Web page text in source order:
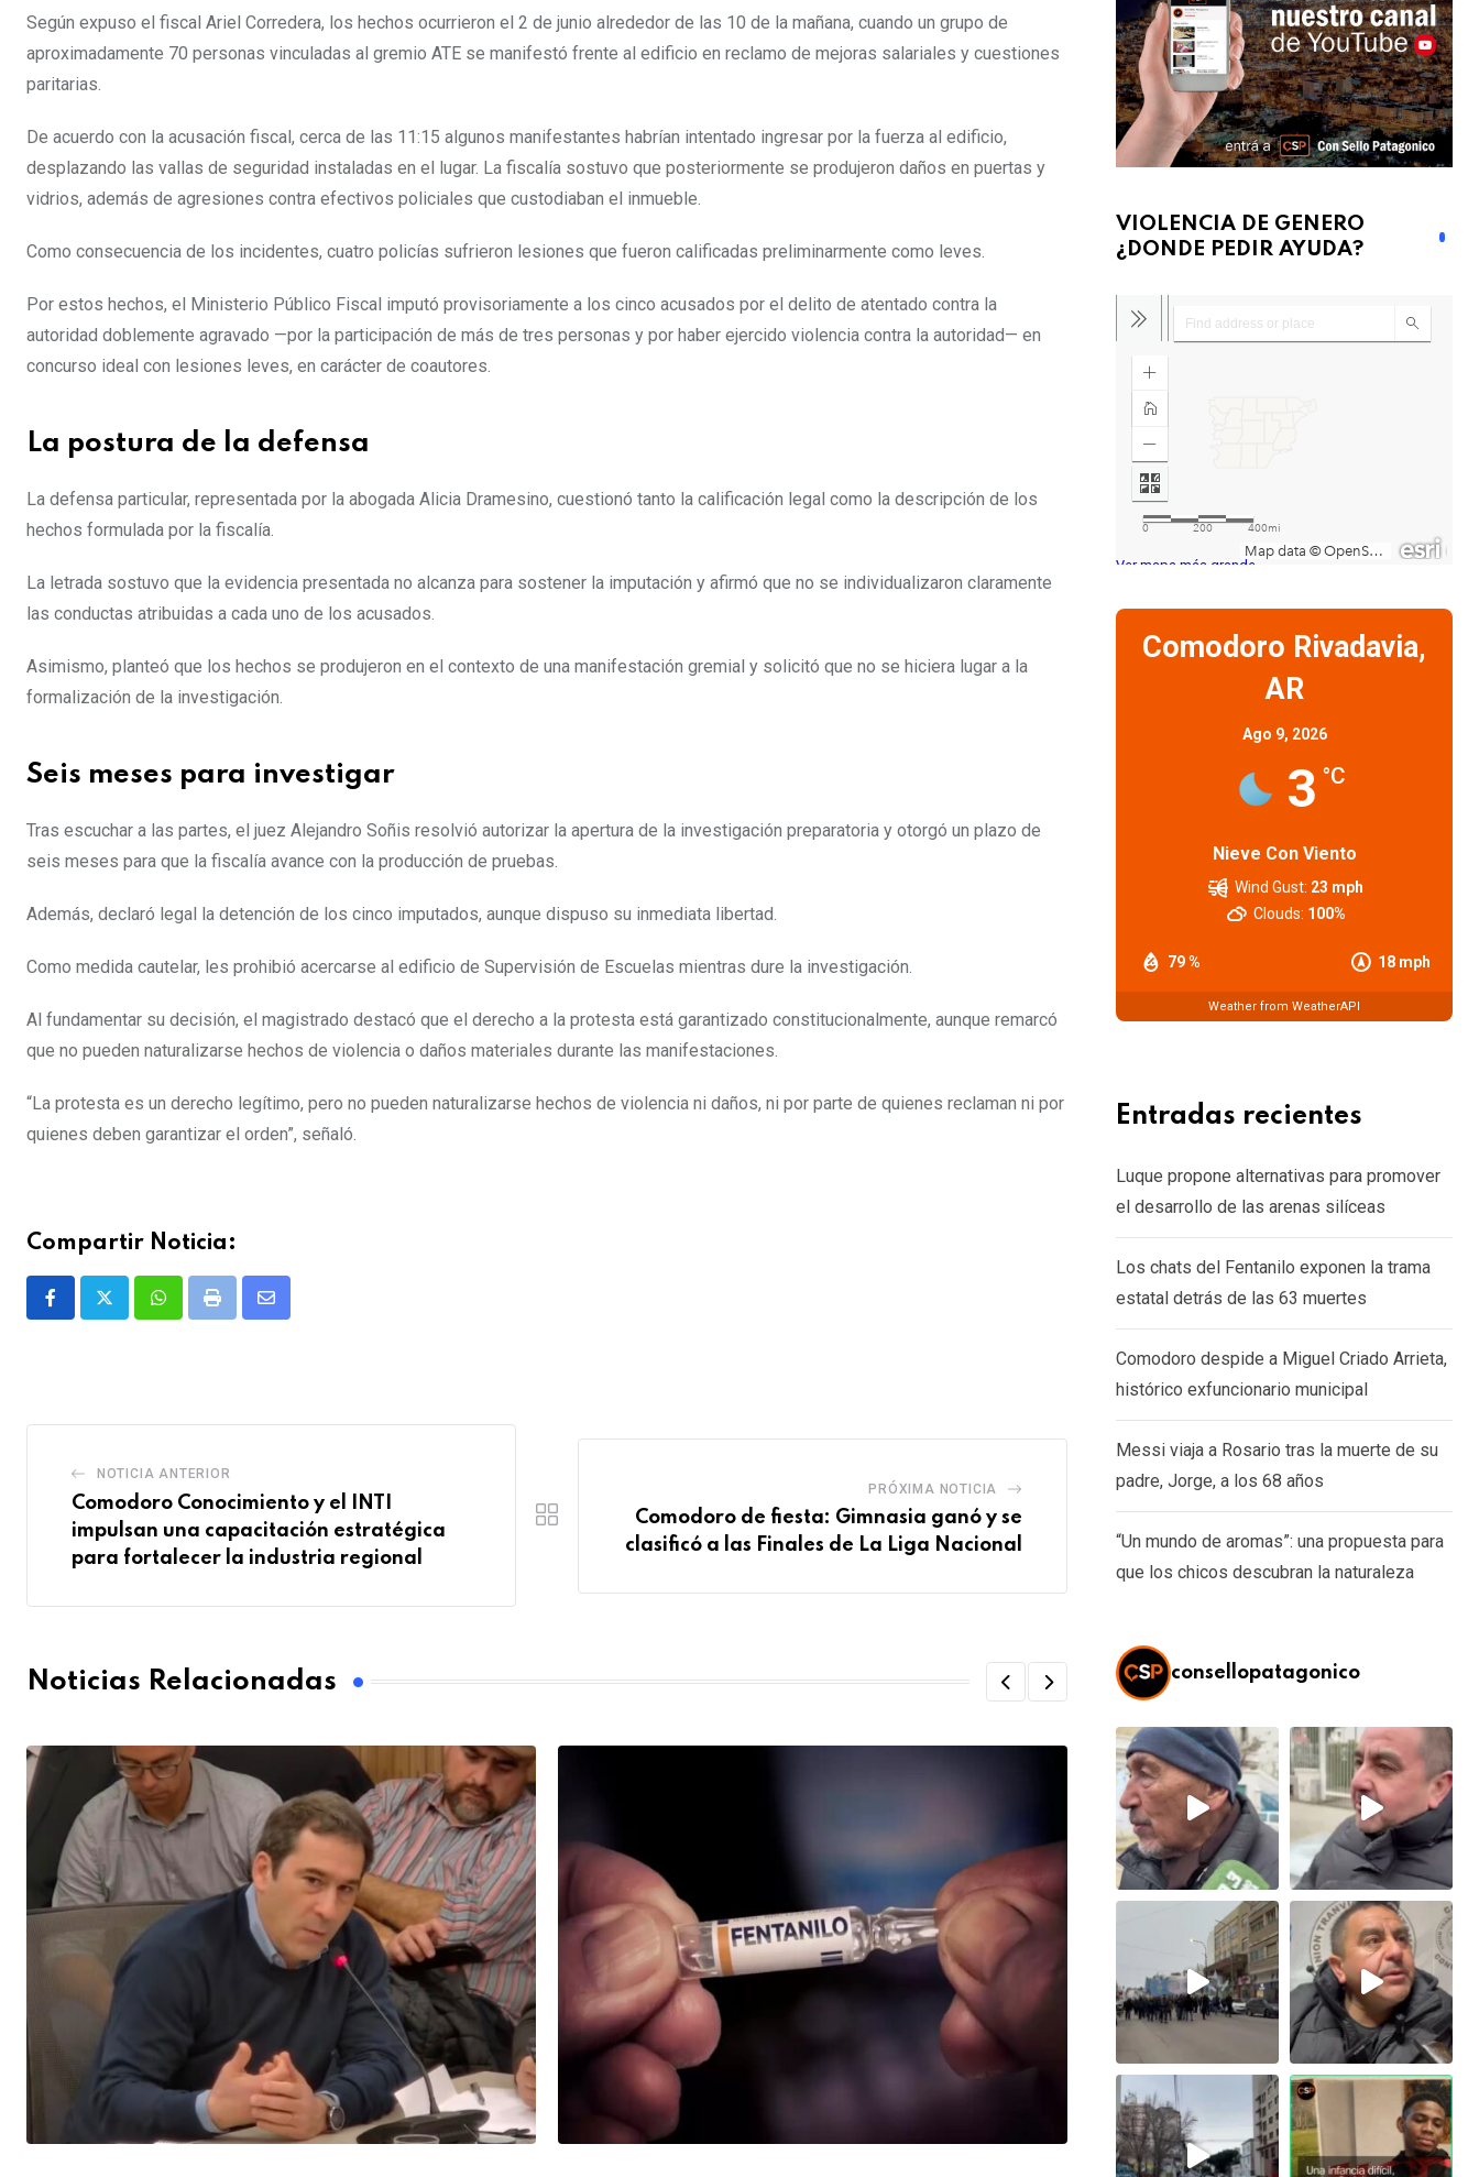
Según expuso el fiscal Ariel Corredera, los hechos ocurrieron el 2 de junio alrededor de las 10 de la mañana, cuando un grupo de
aproximadamente 70 personas vinculadas al gremio ATE se manifestó frente al edificio en reclamo de mejoras salariales y cuestiones
paritarias.
De acuerdo con la acusación fiscal, cerca de las 11:15 algunos manifestantes habrían intentado ingresar por la fuerza al edificio,
desplazando las vallas de seguridad instaladas en el lugar. La fiscalía sostuvo que posteriormente se produjeron daños en puertas y
vidrios, además de agresiones contra efectivos policiales que custodiaban el inmueble.
Como consecuencia de los incidentes, cuatro policías sufrieron lesiones que fueron calificadas preliminarmente como leves.
Por estos hechos, el Ministerio Público Fiscal imputó provisoriamente a los cinco acusados por el delito de atentado contra la
autoridad doblemente agravado —por la participación de más de tres personas y por haber ejercido violencia contra la autoridad— en
concurso ideal con lesiones leves, en carácter de coautores.
La postura de la defensa
La defensa particular, representada por la abogada Alicia Dramesino, cuestionó tanto la calificación legal como la descripción de los
hechos formulada por la fiscalía.
La letrada sostuvo que la evidencia presentada no alcanza para sostener la imputación y afirmó que no se individualizaron claramente
las conductas atribuidas a cada uno de los acusados.
Asimismo, planteó que los hechos se produjeron en el contexto de una manifestación gremial y solicitó que no se hiciera lugar a la
formalización de la investigación.
Seis meses para investigar
Tras escuchar a las partes, el juez Alejandro Soñis resolvió autorizar la apertura de la investigación preparatoria y otorgó un plazo de
seis meses para que la fiscalía avance con la producción de pruebas.
Además, declaró legal la detención de los cinco imputados, aunque dispuso su inmediata libertad.
Como medida cautelar, les prohibió acercarse al edificio de Supervisión de Escuelas mientras dure la investigación.
Al fundamentar su decisión, el magistrado destacó que el derecho a la protesta está garantizado constitucionalmente, aunque remarcó
que no pueden naturalizarse hechos de violencia o daños materiales durante las manifestaciones.
“La protesta es un derecho legítimo, pero no pueden naturalizarse hechos de violencia ni daños, ni por parte de quienes reclaman ni por
quienes deben garantizar el orden”, señaló.
Compartir Noticia:
WhatsappPrint
Share
NOTICIA ANTERIOR
Comodoro Conocimiento y el INTI
impulsan una capacitación estratégica
para fortalecer la industria regional
PRÓXIMA NOTICIA
Comodoro de fiesta: Gimnasia ganó y se
clasificó a las Finales de La Liga Nacional
Noticias Relacionadas
VIOLENCIA DE GENERO
¿DONDE PEDIR AYUDA?
Ver mapa más grande
Comodoro Rivadavia,
AR
Ago 9, 2026
3 °C
Nieve Con Viento
79 % 18 mph
Wind Gust: 23 mph
Clouds: 100%
Weather from WeatherAPI
Entradas recientes
Luque propone alternativas para promover
el desarrollo de las arenas silíceas
Los chats del Fentanilo exponen la trama
estatal detrás de las 63 muertes
Comodoro despide a Miguel Criado Arrieta,
histórico exfuncionario municipal
Messi viaja a Rosario tras la muerte de su
padre, Jorge, a los 68 años
“Un mundo de aromas”: una propuesta para
que los chicos descubran la naturaleza
consellopatagonico